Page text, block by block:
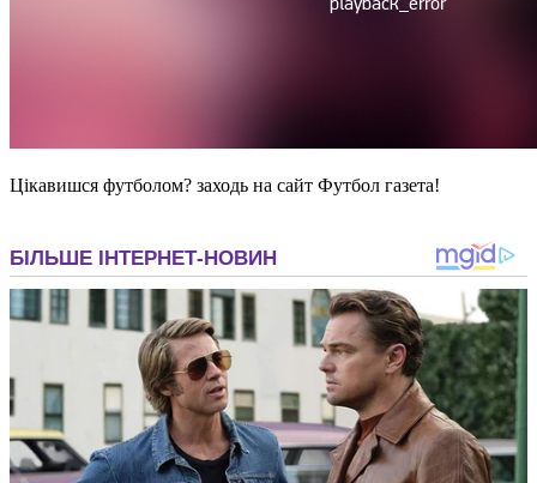
Цікавишся футболом? заходь на сайт Футбол газета!